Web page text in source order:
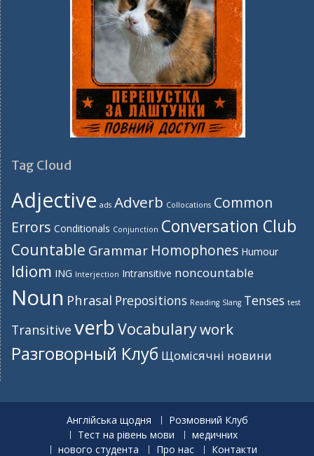
Tag Cloud
Adjective ads Adverb Collocations Common
Errors Conditionals Conjunction Conversation Club
Countable Grammar Homophones Humour
Idiom ING Interjection Intransitive noncountable
Noun Phrasal Prepositions Reading Slang Tenses test
Transitive verb Vocabularywork
Разговорный Клуб Щомісячні новини
Англійська щодня
Розмовний Клуб
Тест на рівень мови
медичних
нового студента
Про нас Контакти